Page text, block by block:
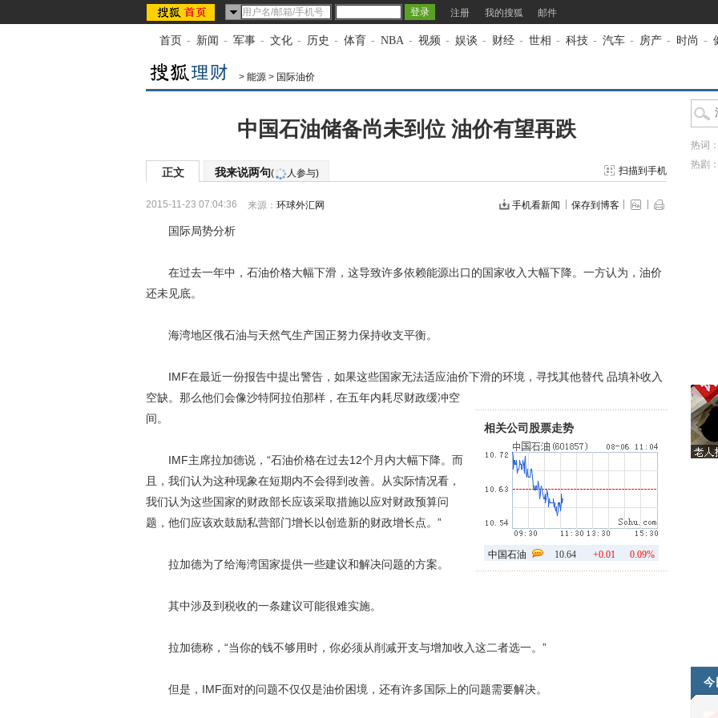
注册 我的搜狐 邮件
首页 - 新闻 - 军事 - 文化 - 历史 - 体育 - NBA - 视频 - 娱谈 - 财经 - 世相 - 科技 - 汽车 - 房产 - 时尚 -
> 能源 > 国际油价
中国石油储备尚未到位 油价有望再跌
正文 我来说两句( 人参与) 扫描到手机
2015-11-23 07:04:36 来源： 环球外汇网 手机看新闻 保存到博客
国际局势分析
在过去一年中，石油价格大幅下滑，这导致许多依赖能源出口的国家收入大幅下降。一方认为，油价
还未见底。
海湾地区俄石油与天然气生产国正努力保持收支平衡。
IMF在最近一份报告中提出警告，如果这些国家无法适应油价下滑的环境，寻找其他替代
相关公司股票走势
中国石油 10.64 +0.01 0.09%
品填补收入
空缺。那么他们会像沙特阿拉伯那样，在五年内耗尽财政缓冲空
间。
IMF主席拉加德说，“石油价格在过去12个月内大幅下降。而
且，我们认为这种现象在短期内不会得到改善。从实际情况看，
我们认为这些国家的财政部长应该采取措施以应对财政预算问
题，他们应该欢鼓励私营部门增长以创造新的财政增长点。”
拉加德为了给海湾国家提供一些建议和解决问题的方案。
其中涉及到税收的一条建议可能很难实施。
拉加德称，“当你的钱不够用时，你必须从削减开支与增加收入这二者选一。”
但是，IMF面对的问题不仅仅是油价困境，还有许多国际上的问题需要解决。
热词
热剧
今